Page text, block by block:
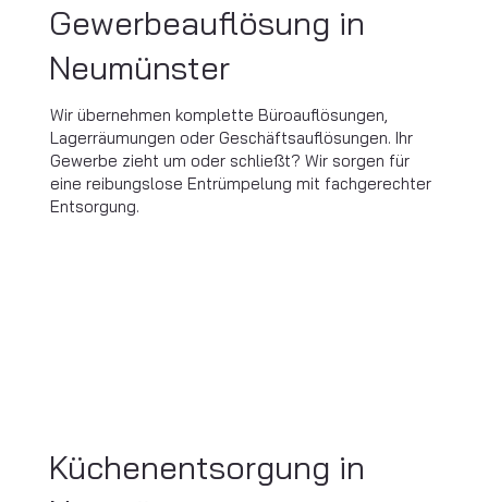
Gewerbeauflösung in
Neumünster
Wir übernehmen komplette Büroauflösungen,
Lagerräumungen oder Geschäftsauflösungen. Ihr
Gewerbe zieht um oder schließt? Wir sorgen für
eine reibungslose Entrümpelung mit fachgerechter
Entsorgung.
Küchenentsorgung in